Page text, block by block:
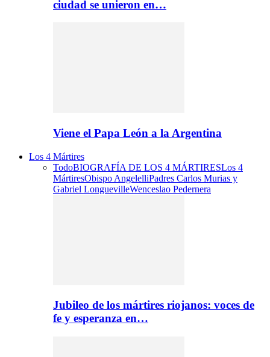
ciudad se unieron en…
Viene el Papa León a la Argentina
Los 4 Mártires
TodoBIOGRAFÍA DE LOS 4 MÁRTIRESLos 4
MártiresObispo AngelelliPadres Carlos Murias y
Gabriel LonguevilleWenceslao Pedernera
Jubileo de los mártires riojanos: voces de
fe y esperanza en…